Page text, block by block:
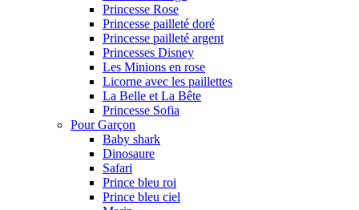
Princesse Rose
Princesse pailleté doré
Princesse pailleté argent
Princesses Disney
Les Minions en rose
Licorne avec les paillettes
La Belle et La Bête
Princesse Sofia
Pour Garçon
Baby shark
Dinosaure
Safari
Prince bleu roi
Prince bleu ciel